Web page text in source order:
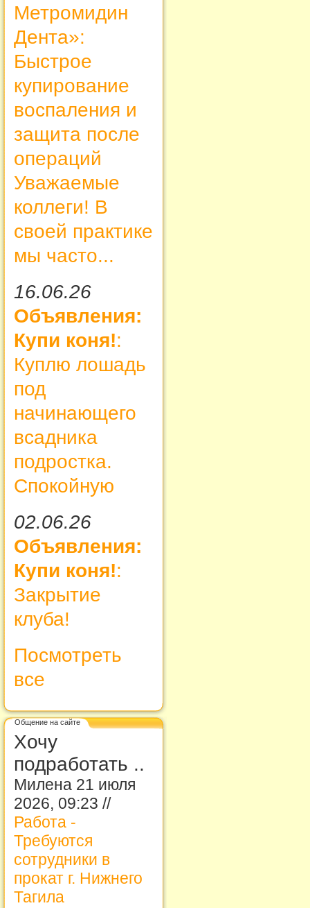
Метромидин
Дента»:
Быстрое
купирование
воспаления и
защита после
операций
Уважаемые
коллеги! В
своей практике
мы часто...
16.06.26
Объявления:
Купи коня!:
Куплю лошадь
под
начинающего
всадника
подростка.
Спокойную
02.06.26
Объявления:
Купи коня!:
Закрытие
клуба!
Посмотреть
все
Общение на сайте
Хочу
подработать ..
Милена 21 июля
2026, 09:23 //
Работа -
Требуются
сотрудники в
прокат г. Нижнего
Тагила